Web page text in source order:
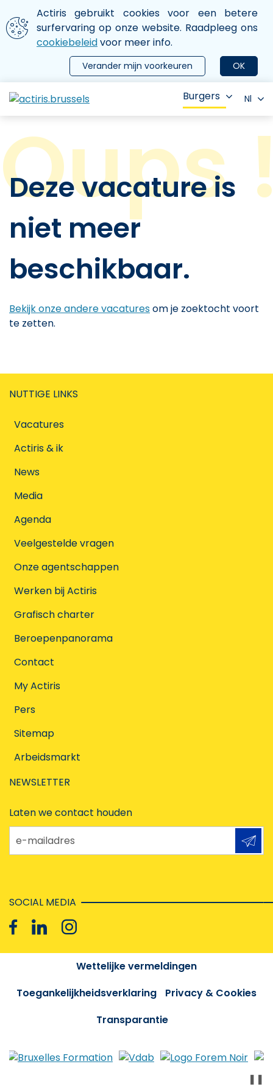
Aller au contenu principal
We gebruiken cookies
Actiris gebruikt cookies voor een betere
surfervaring op onze website. Raadpleeg ons
cookiebeleidvoor meer info.
OK
Verander mijn voorkeuren
le menu
Burgers Nl
Deze vacature is
niet meer
beschikbaar.
Bekijk onze andere vacaturesom je zoektocht voort
te zetten.
NUTTIGE LINKS
Vacatures
Actiris & ik
News
Media
Agenda
Veelgestelde vragen
Onze agentschappen
Werken bij Actiris
Grafisch charter
Beroepenpanorama
Contact
My Actiris
Pers
Sitemap
Arbeidsmarkt
NEWSLETTER
Laten we contact houden
e-mailadres
SOCIAL MEDIA
Wettelijke vermeldingen
Toegankelijkheidsverklaring
Privacy & Cookies
Transparantie
❚❚